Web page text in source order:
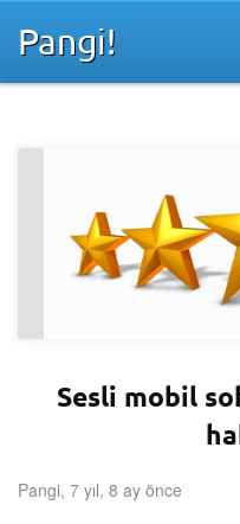
Pangi!
Sesli mobil
Pangi, 7 yıl, 8 ay önce